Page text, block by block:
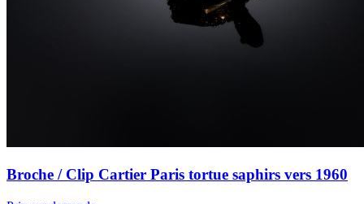
Broche / Clip Cartier Paris tortue saphirs vers 1960